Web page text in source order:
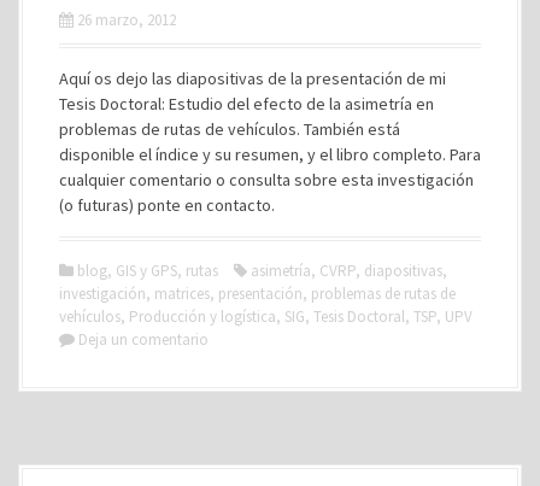
26 marzo, 2012
Aquí os dejo las diapositivas de la presentación de mi
Tesis Doctoral: Estudio del efecto de la asimetría en
problemas de rutas de vehículos. También está
disponible el índice y su resumen, y el libro completo. Para
cualquier comentario o consulta sobre esta investigación
(o futuras) ponte en contacto.
blog, GIS y GPS, rutas asimetría, CVRP, diapositivas,
investigación, matrices, presentación, problemas de rutas de
vehículos, Producción y logística, SIG, Tesis Doctoral, TSP, UPV
Deja un comentario